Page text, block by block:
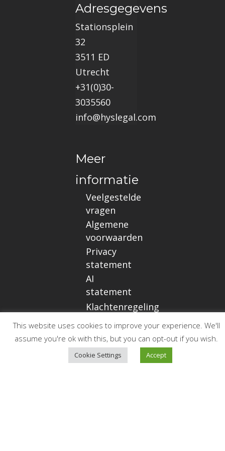
Adresgegevens
Stationsplein
32
3511 ED
Utrecht
+31(0)30-
3035560
info@hyslegal.com
Meer
informatie
Veelgestelde
vragen
Algemene
voorwaarden
Privacy
statement
AI
statement
Klachtenregeling
Op de
This website uses cookies to improve your experience. We'll
assume you're ok with this, but you can opt-out if you wish.
Cookie Settings Accept